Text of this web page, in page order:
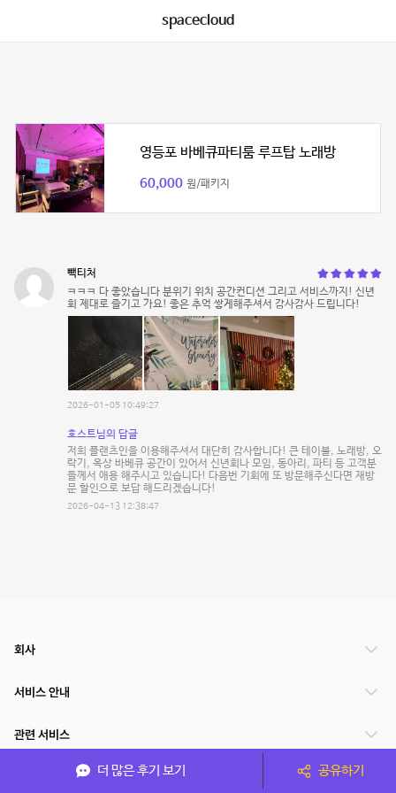
spacecloud
영등포 바베큐파티룸 루프탑 노래방
60,000 원/패키지
빽티처
ㅋㅋㅋ 다 좋았습니다 분위기 위치 공간컨디션 그리고 서비스까지! 신년
회 제대로 즐기고 가요! 좋은 추억 쌓게해주셔서 감사감사 드립니다!
2026-01-05 10:49:27
호스트님의 답글
저희 플랜츠인을 이용해주셔서 대단히 감사합니다! 큰 테이블, 노래방, 오
락기, 옥상 바베큐 공간이 있어서 신년회나 모임, 동아리, 파티 등 고객분
들께서 애용 해주시고 있습니다! 다음번 기회에 또 방문해주신다면 재방
문 할인으로 보답 해드리겠습니다!
2026-04-13 12:38:47
더 많은 후기 보기 공유하기
회사
서비스 안내
관련 서비스